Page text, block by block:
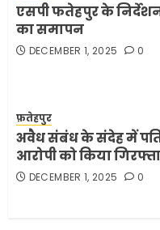
एसपी फतेहपुर के
का समापन
DECEMBER 1, 2025 0
फ़तेहपुर
अवैध संबंध के संदेह में पति
आरोपी को किया
DECEMBER 1, 2025 0
4
5